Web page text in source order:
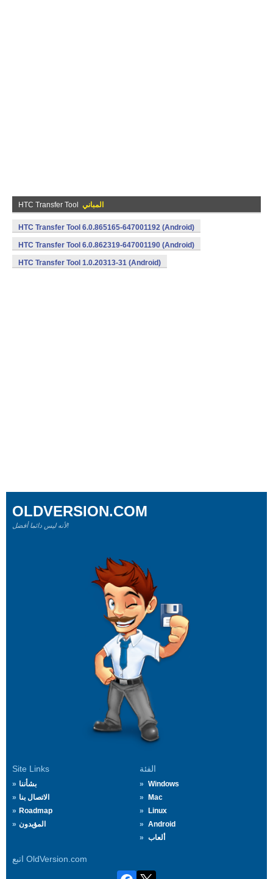
HTC Transfer Tool المباني
HTC Transfer Tool 6.0.865165-647001192 (Android)
HTC Transfer Tool 6.0.862319-647001190 (Android)
HTC Transfer Tool 1.0.20313-31 (Android)
Site Links
بشأننا
الاتصال بنا
Roadmap
المؤيدون
الفئة
Windows
Mac
Linux
Android
ألعاب
اتبع OldVersion.com
OLDVERSION.COM
لأنه ليس دائما أفضل!